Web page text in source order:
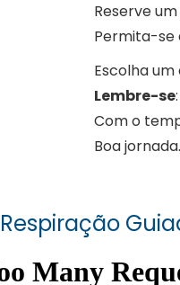
Reserve
Permita-se
Escolha
Lembre-se
Com o
Boa jornada.